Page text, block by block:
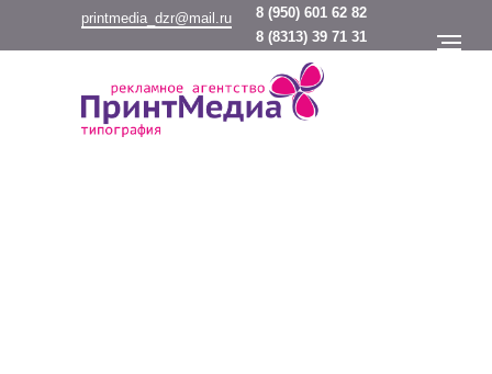
8 (950) 601 62 82
printmedia_dzr@mail.ru
8 (8313) 39 71 31